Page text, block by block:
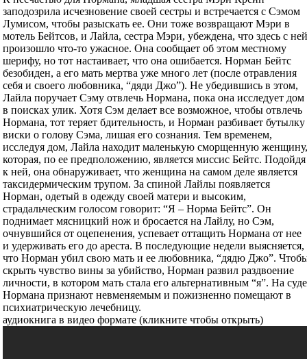
заподозрила исчезновение своей сестры и встречается с Сэмом
Лумисом, чтобы разыскать ее. Они тоже возвращают Мэри в
мотель Бейтсов, и Лайла, сестра Мэри, убеждена, что здесь с
произошло что-то ужасное. Она сообщает об этом местному
шерифу, но тот настаивает, что она ошибается. Норман Бейтс
безобиден, а его мать мертва уже много лет (после отравления
себя и своего любовника, “дяди Джо”). Не убедившись в этом,
Лайла поручает Сэму отвлечь Нормана, пока она исследует дом
в поисках улик. Хотя Сэм делает все возможное, чтобы отвлечь
Нормана, тот теряет бдительность, и Норман разбивает бутылку
виски о голову Сэма, лишая его сознания. Тем временем,
исследуя дом, Лайла находит маленькую сморщенную
которая, по ее предположению, является миссис Бейтс. Подойдя
к ней, она обнаруживает, что женщина на самом деле является
таксидермическим трупом. За спиной Лайлы появляется
Норман, одетый в одежду своей матери и высоким,
страдальческим голосом говорит: “Я – Норма Бейтс”. Он
поднимает мясницкий нож и бросается на Лайлу, но Сэм,
очнувшийся от оцепенения, успевает оттащить Нормана от нее
и удерживать его до ареста. В последующие недели выясняется,
что Норман убил свою мать и ее любовника, “дядю Джо”.
скрыть чувство вины за убийство, Норман развил раздвоение
личности, в котором мать стала его альтернативным “я”. На суде
Нормана признают невменяемым и пожизненно помещают в
психиатрическую лечебницу.
аудиокнига в видео формате (кликните чтобы открыть)